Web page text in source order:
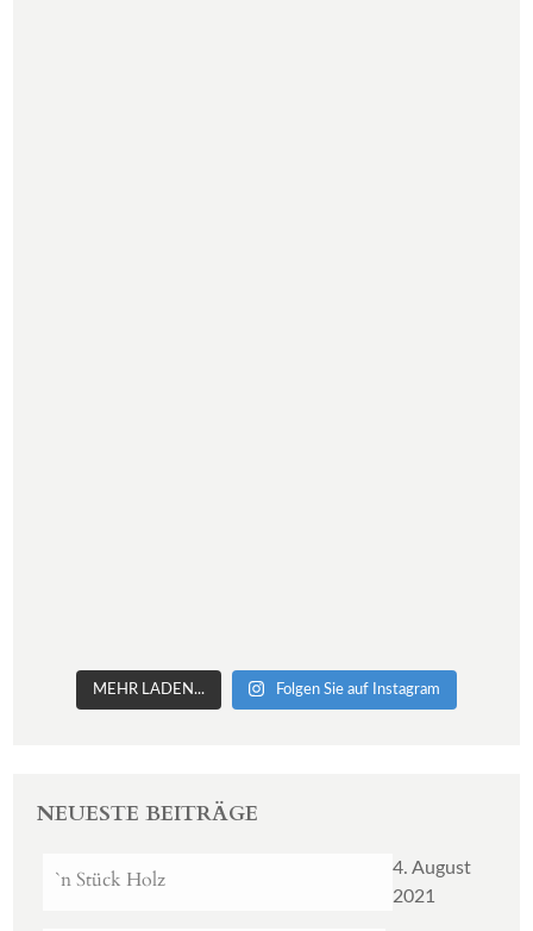
MEHR LADEN... Folgen Sie auf Instagram
NEUESTE BEITRÄGE
`n Stück Holz
4. August
2021